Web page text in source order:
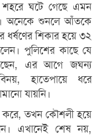
শহরে ঘটে গেছে এমন
অনেকে শুনলে আঁতকে
শিকার হয়ে ৩২
পুলিশের কাছে যে
এর আগে জঘন্য
হাতেপায়ে ধরে
যায়নি।
করে, তখন কৌশলী হয়ে
এখানেই শেষ নয়,